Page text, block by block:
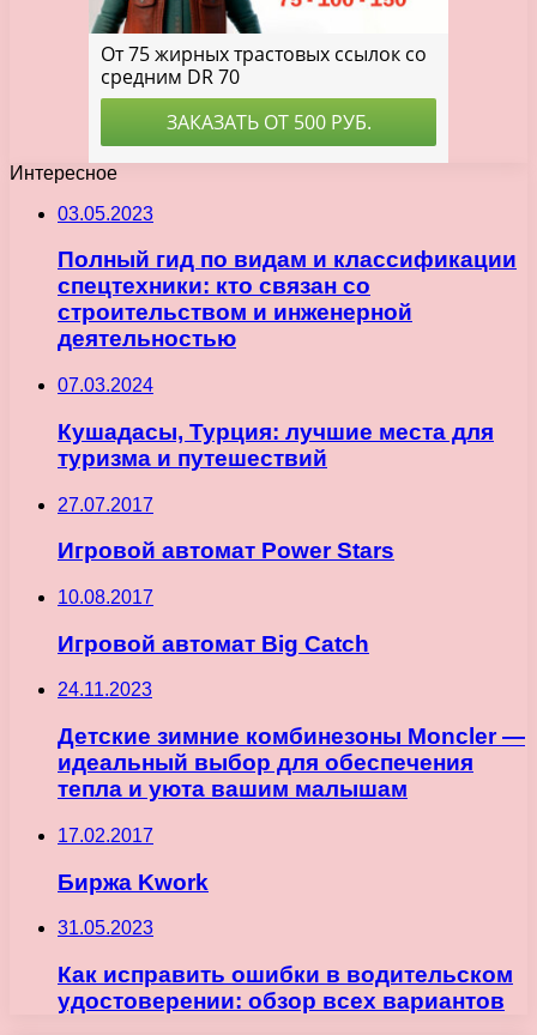
Интересное
03.05.2023
Полный гид по видам и классификации
спецтехники: кто связан со
строительством и инженерной
деятельностью
07.03.2024
Кушадасы, Турция: лучшие места для
туризма и путешествий
27.07.2017
Игровой автомат Power Stars
10.08.2017
Игровой автомат Big Catch
24.11.2023
Детские зимние комбинезоны Moncler —
идеальный выбор для обеспечения
тепла и уюта вашим малышам
17.02.2017
Биржа Kwork
31.05.2023
Как исправить ошибки в водительском
удостоверении: обзор всех вариантов